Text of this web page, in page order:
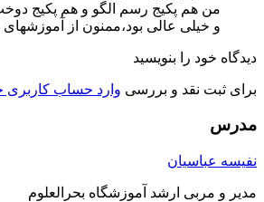
من هم پکیج رسم الگو و هم پکیج
و خیلی عالی بود،ممنون از
دیدگاه خود را بنویسید
برای ثبت نقد و بررسی وارد حساب کاربری
مدرس
نفیسه عباسیان
مدیر و مربی ارشد آموزشگاه بحرالعلوم